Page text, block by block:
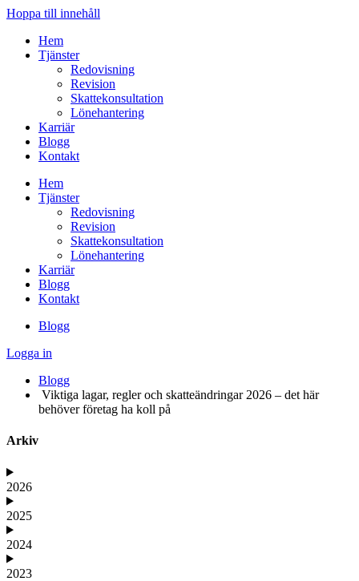
Hoppa till innehåll
Hem
Tjänster
Redovisning
Revision
Skattekonsultation
Lönehantering
Karriär
Blogg
Kontakt
Hem
Tjänster
Redovisning
Revision
Skattekonsultation
Lönehantering
Karriär
Blogg
Kontakt
Blogg
Logga in
Blogg
Viktiga lagar, regler och skatteändringar 2026 – det här
behöver företag ha koll på
Arkiv
2026
2025
2024
2023